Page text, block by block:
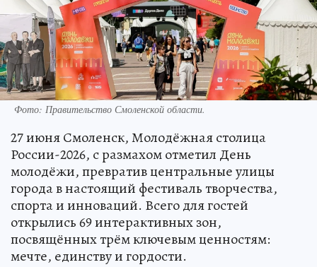
Фото: Правительство Смоленской области.
27 июня Смоленск, Молодёжная столица
России-2026, с размахом отметил День
молодёжи, превратив центральные улицы
города в настоящий фестиваль творчества,
спорта и инноваций. Всего для гостей
открылись 69 интерактивных зон,
посвящённых трём ключевым ценностям:
мечте, единству и гордости.